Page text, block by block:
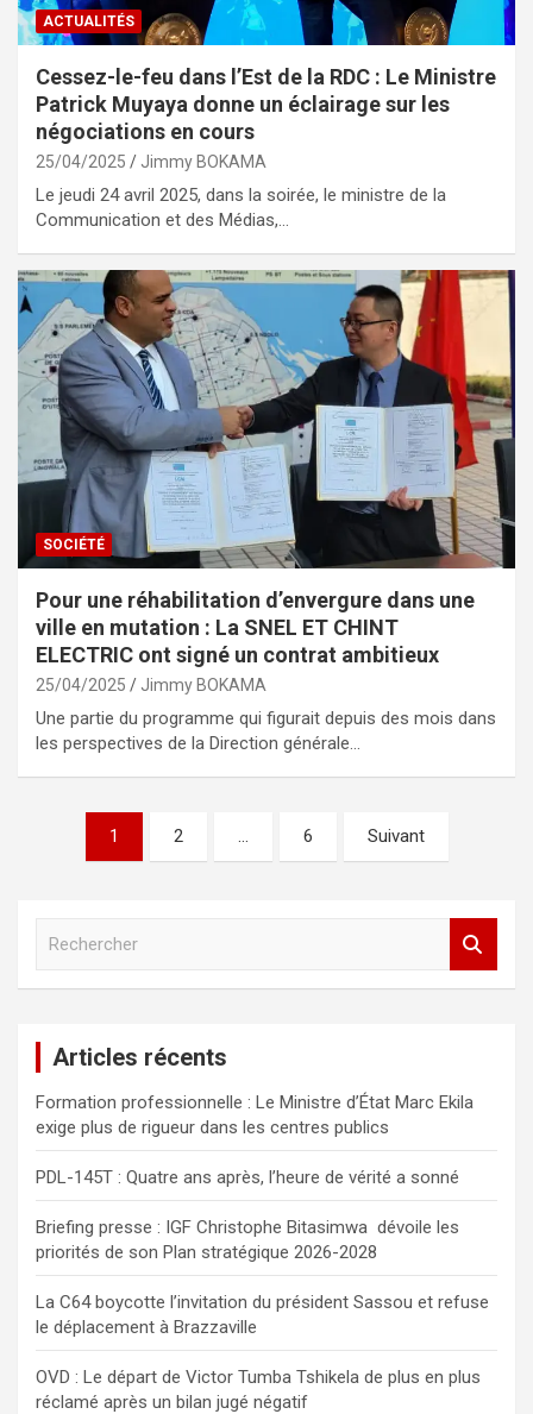
ACTUALITÉS
Cessez-le-feu dans l’Est de la RDC : Le Ministre
Patrick Muyaya donne un éclairage sur les
négociations en cours
25/04/2025 Jimmy BOKAMA
Le jeudi 24 avril 2025, dans la soirée, le ministre de la
Communication et des Médias,…
SOCIÉTÉ
Pour une réhabilitation d’envergure dans une
ville en mutation : La SNEL ET CHINT
ELECTRIC ont signé un contrat ambitieux
25/04/2025 Jimmy BOKAMA
Une partie du programme qui figurait depuis des mois dans
les perspectives de la Direction générale…
Pagination
1 2 … 6 Suivant
c
h
e
r
Articles récents
Formation professionnelle : Le Ministre d’État Marc Ekila
exige plus de rigueur dans les centres publics
PDL-145T : Quatre ans après, l’heure de vérité a sonné
Briefing presse : IGF Christophe Bitasimwa dévoile les
priorités de son Plan stratégique 2026-2028
La C64 boycotte l’invitation du président Sassou et refuse
le déplacement à Brazzaville
OVD : Le départ de Victor Tumba Tshikela de plus en plus
réclamé après un bilan jugé négatif